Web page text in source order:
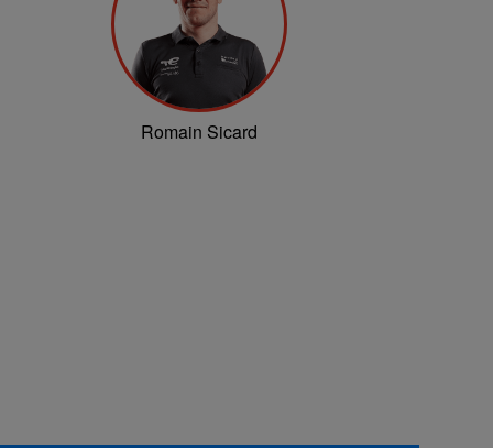
Romain Sicard